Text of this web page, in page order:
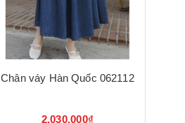
Chân váy Hàn Quốc 062112
2.030.000₫